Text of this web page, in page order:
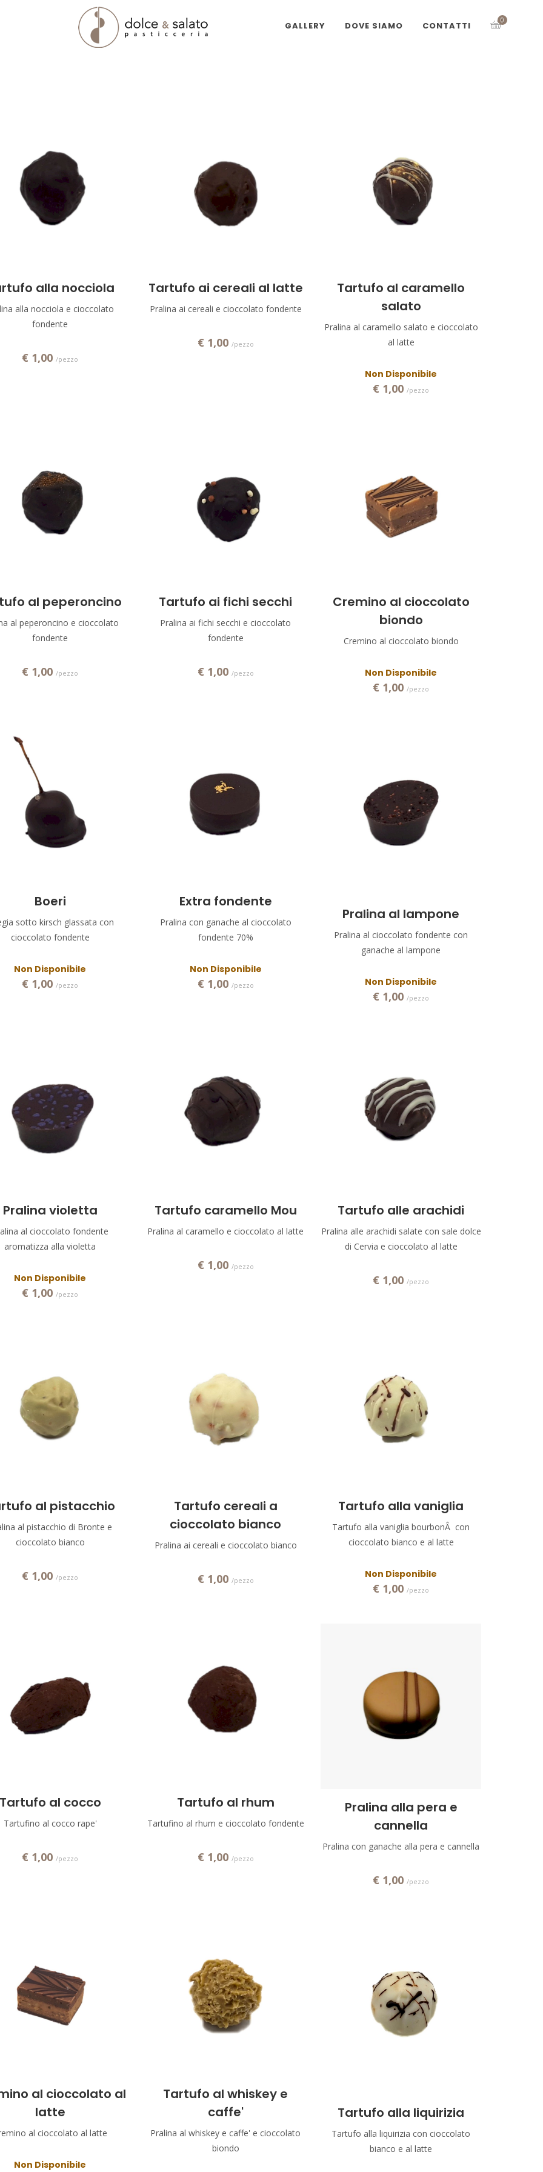
GALLERY DOVE SIAMO CONTATTI 0
alla nocciola
alla nocciola e cioccolato
fondente
€ 1,00 /pezzo
Aggiungi!
Tartufo ai cereali al latte
Pralina ai cereali e cioccolato fondente
€ 1,00 /pezzo
Tartufo al caramello
salato
Pralina al caramello salato e cioccolato
al latte
Non Disponibile
€ 1,00 /pezzo
al peperoncino
al peperoncino e cioccolato
fondente
€ 1,00 /pezzo
Aggiungi!
Tartufo ai fichi secchi
Pralina ai fichi secchi e cioccolato
fondente
€ 1,00 /pezzo
Cremino al cioccolato
biondo
Cremino al cioccolato biondo
Non Disponibile
€ 1,00 /pezzo
Boeri
sotto kirsch glassata con
cioccolato fondente
Non Disponibile
€ 1,00 /pezzo
Extra fondente
Pralina con ganache al cioccolato
fondente 70%
Non Disponibile
€ 1,00 /pezzo
Pralina al lampone
Pralina al cioccolato fondente con
ganache al lampone
Non Disponibile
€ 1,00 /pezzo
Pralina violetta
al cioccolato fondente
aromatizza alla violetta
Non Disponibile
€ 1,00 /pezzo
Aggiungi!
Tartufo caramello Mou
Pralina al caramello e cioccolato al latte
€ 1,00 /pezzo
Aggiungi!
Tartufo alle arachidi
Pralina alle arachidi salate con sale dolce
di Cervia e cioccolato al latte
€ 1,00 /pezzo
al pistacchio
al pistacchio di Bronte e
cioccolato bianco
€ 1,00 /pezzo
Aggiungi!
Tartufo cereali a
cioccolato bianco
Pralina ai cereali e cioccolato bianco
€ 1,00 /pezzo
Tartufo alla vaniglia
Tartufo alla vaniglia bourbonÂ con
cioccolato bianco e al latte
Non Disponibile
€ 1,00 /pezzo
al cocco
Tartufino al cocco rape'
€ 1,00 /pezzo
Aggiungi!
Tartufo al rhum
Tartufino al rhum e cioccolato fondente
€ 1,00 /pezzo
Aggiungi!
Pralina alla pera e
cannella
Pralina con ganache alla pera e cannella
€ 1,00 /pezzo
al cioccolato al
latte
al cioccolato al latte
Non Disponibile
Tartufo al whiskey e
caffe'
Pralina al whiskey e caffe' e cioccolato
biondo
Tartufo alla liquirizia
Tartufo alla liquirizia con cioccolato
bianco e al latte